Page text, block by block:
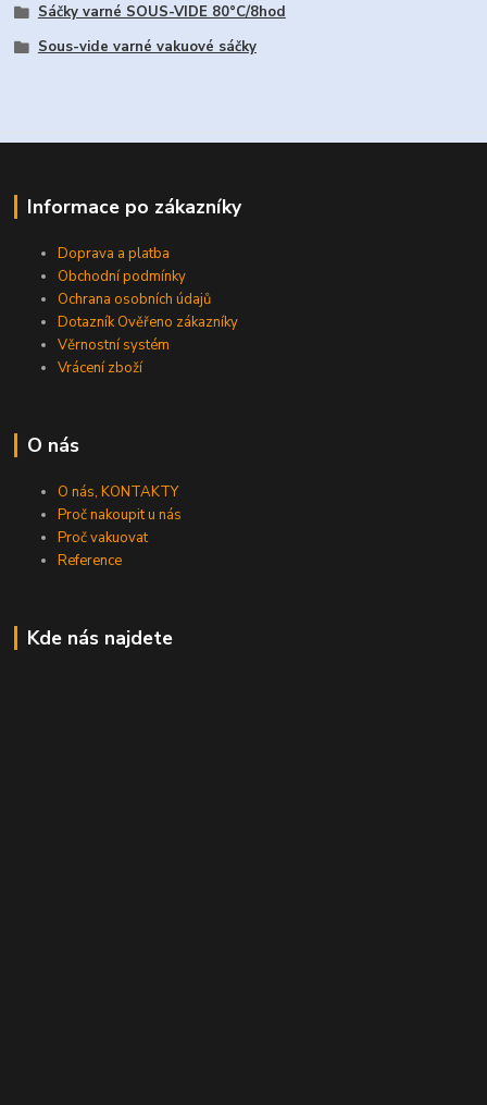
Sáčky varné SOUS-VIDE 80°C/8hod
Sous-vide varné vakuové sáčky
Informace po zákazníky
Doprava a platba
Obchodní podmínky
Ochrana osobních údajů
Dotazník Ověřeno zákazníky
Věrnostní systém
Vrácení zboží
O nás
O nás, KONTAKTY
Proč nakoupit u nás
Proč vakuovat
Reference
Kde nás najdete